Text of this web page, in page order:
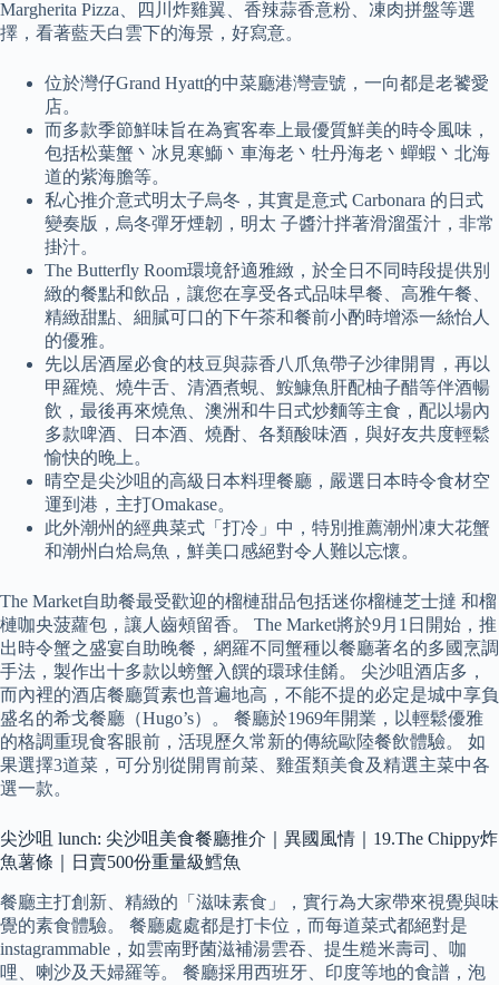
Margherita Pizza、四川炸雞翼、香辣蒜香意粉、凍肉拼盤等選
擇，看著藍天白雲下的海景，好寫意。
位於灣仔Grand Hyatt的中菜廳港灣壹號，一向都是老饕愛
店。
而多款季節鮮味旨在為賓客奉上最優質鮮美的時令風味，
包括松葉蟹丶冰見寒鰤丶車海老丶牡丹海老丶蟬蝦丶北海
道的紫海膽等。
私心推介意式明太子烏冬，其實是意式 Carbonara 的日式
變奏版，烏冬彈牙煙韌，明太 子醬汁拌著滑溜蛋汁，非常
掛汁。
The Butterfly Room環境舒適雅緻，於全日不同時段提供別
緻的餐點和飲品，讓您在享受各式品味早餐、高雅午餐、
精緻甜點、細膩可口的下午茶和餐前小酌時增添一絲怡人
的優雅。
先以居酒屋必食的枝豆與蒜香八爪魚帶子沙律開胃，再以
甲羅燒、燒牛舌、清酒煮蜆、鮟鱇魚肝配柚子醋等伴酒暢
飲，最後再來燒魚、澳洲和牛日式炒麵等主食，配以場內
多款啤酒、日本酒、燒酎、各類酸味酒，與好友共度輕鬆
愉快的晚上。
晴空是尖沙咀的高級日本料理餐廳，嚴選日本時令食材空
運到港，主打Omakase。
此外潮州的經典菜式「打冷」中，特別推薦潮州凍大花蟹
和潮州白烚烏魚，鮮美口感絕對令人難以忘懷。
The Market自助餐最受歡迎的榴槤甜品包括迷你榴槤芝士撻 和榴
槤咖央菠蘿包，讓人齒頰留香。 The Market將於9月1日開始，推
出時令蟹之盛宴自助晚餐，網羅不同蟹種以餐廳著名的多國烹調
手法，製作出十多款以螃蟹入饌的環球佳餚。 尖沙咀酒店多，
而內裡的酒店餐廳質素也普遍地高，不能不提的必定是城中享負
盛名的希戈餐廳（Hugo’s）。 餐廳於1969年開業，以輕鬆優雅
的格調重現食客眼前，活現歷久常新的傳統歐陸餐飲體驗。 如
果選擇3道菜，可分別從開胃前菜、雞蛋類美食及精選主菜中各
選一款。
尖沙咀 lunch: 尖沙咀美食餐廳推介｜異國風情｜19.The Chippy炸
魚薯條｜日賣500份重量級鱈魚
餐廳主打創新、精緻的「滋味素食」，實行為大家帶來視覺與味
覺的素食體驗。 餐廳處處都是打卡位，而每道菜式都絕對是
instagrammable，如雲南野菌滋補湯雲吞、提生糙米壽司、咖
哩、喇沙及天婦羅等。 餐廳採用西班牙、印度等地的食譜，泡